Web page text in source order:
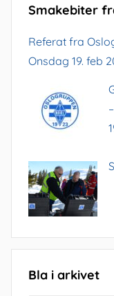
Smakebiter
Referat fra
Onsdag 19. feb
Bla i arkivet